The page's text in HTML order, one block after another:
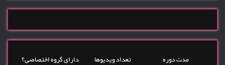
مدت دوره تعداد ویدیوها دارای گروه اختصاصی؟